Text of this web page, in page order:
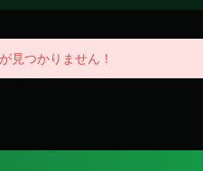
見つかりません！